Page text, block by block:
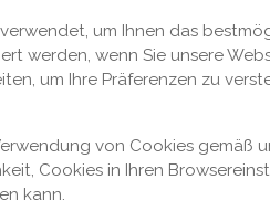
um Ihnen das
werden, wenn Sie unsere
um Ihre Präferenzen zu
von Cookies gemäß
Cookies in Ihren
kann.